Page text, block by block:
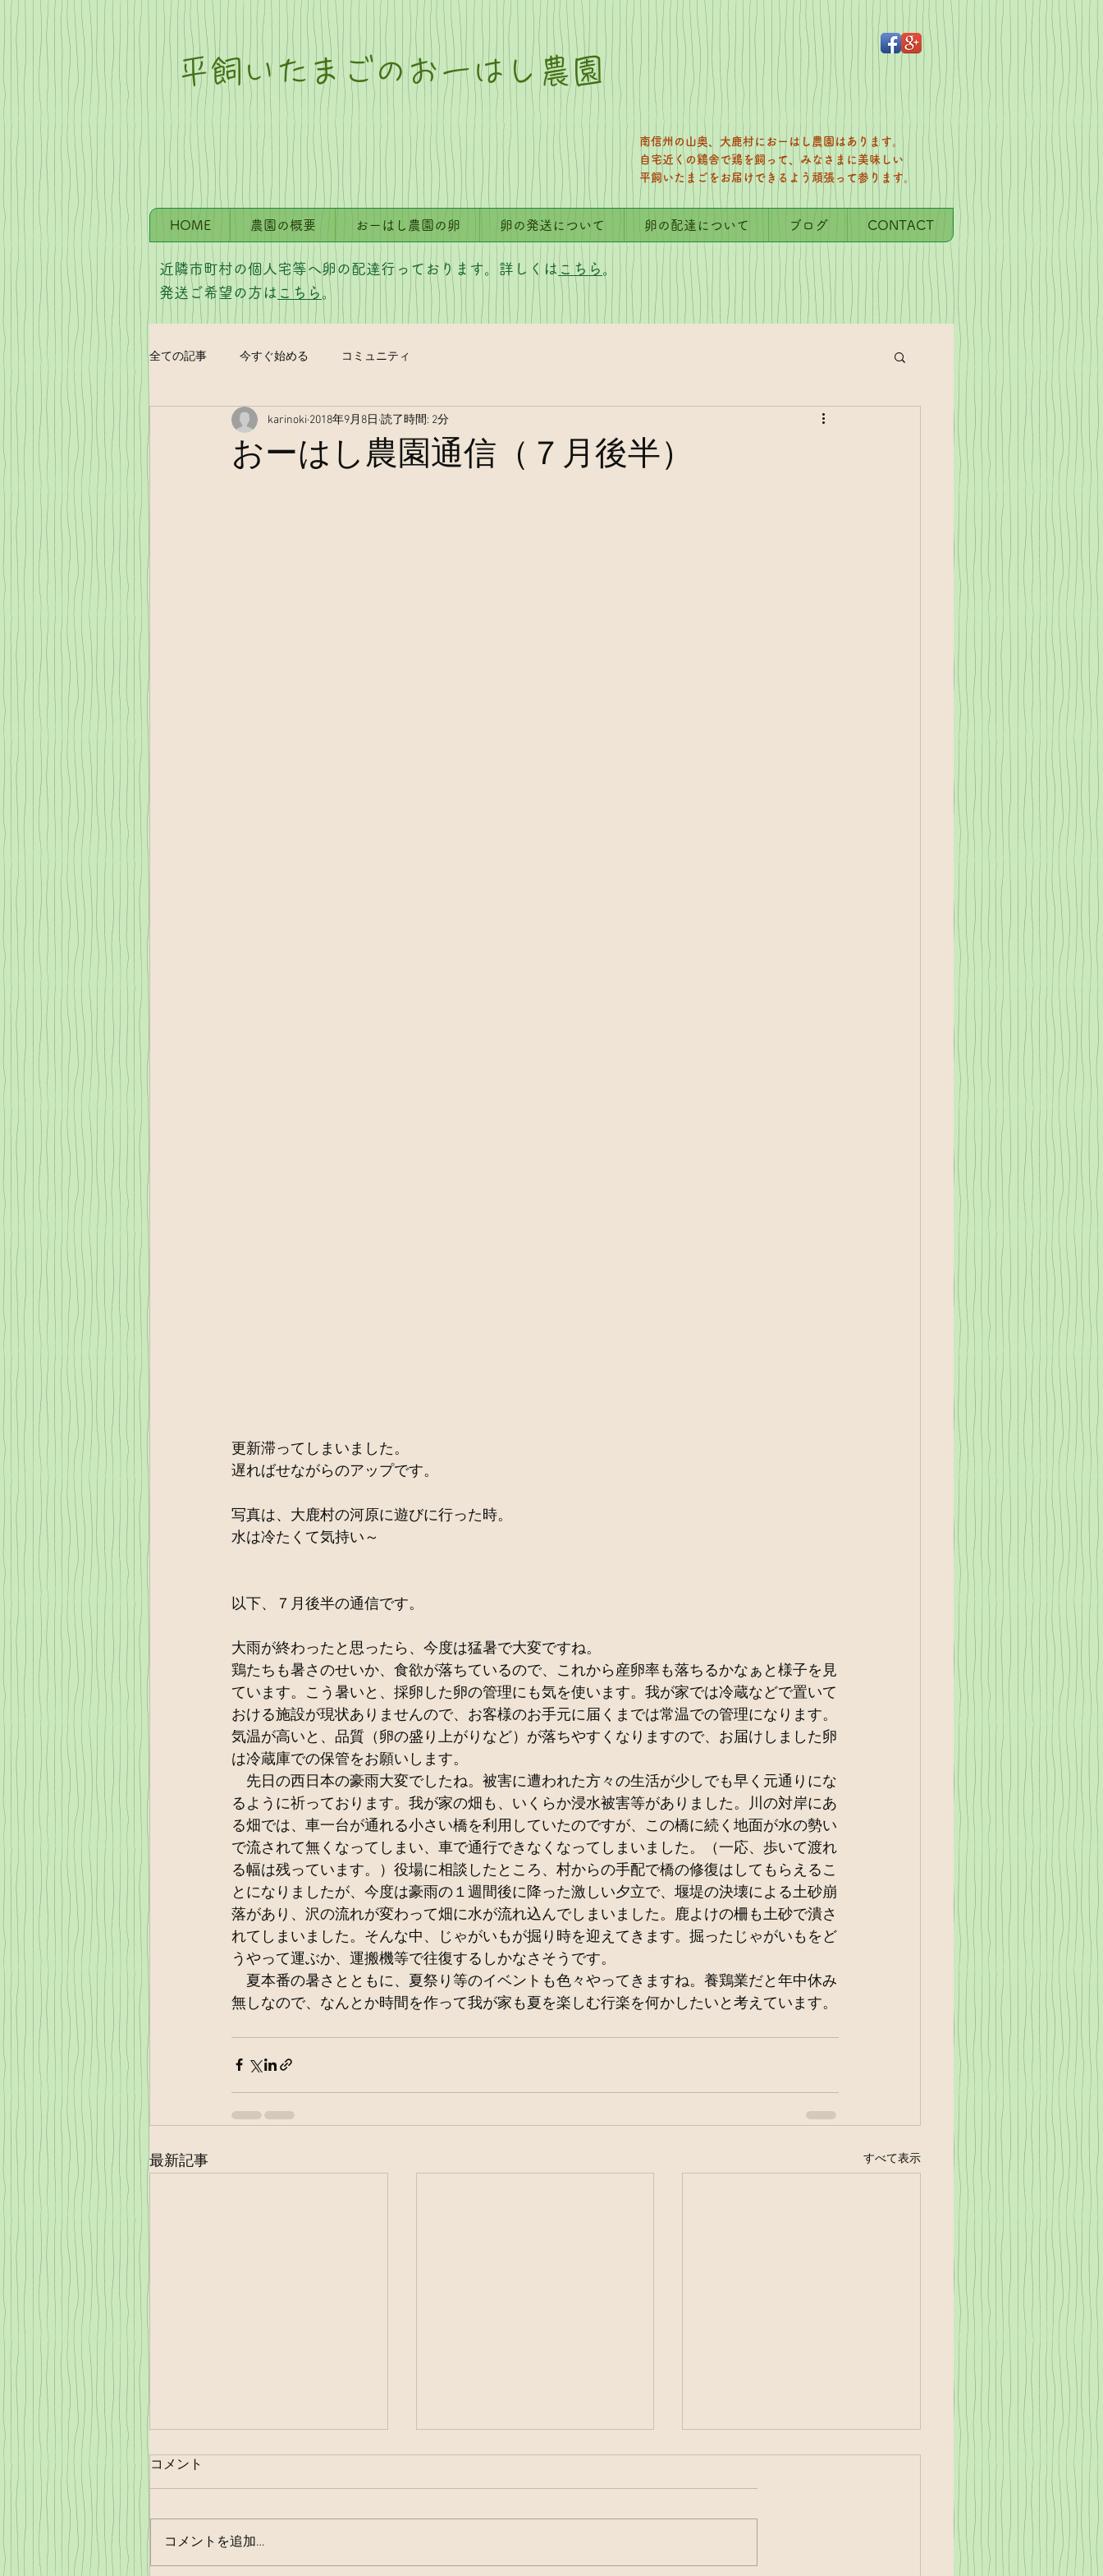
平飼いたまごのおーはし農園
南信州の山奥、大鹿村におーはし農園はあります。
自宅近くの鷄舎で鶏を飼って、みなさまに美味しい
​平飼いたまごをお届けできるよう頑張って参ります。
HOME 農園の概要 おーはし農園の卵 卵の発送について 卵の配達について ブログ CONTACT
近隣市町村の個人宅等へ卵の配達行っております。詳しくはこちら 。
​発送ご希望の方は こちら。
全ての記事 今すぐ始める コミュニティ
おーはし農園通信（７月後半）
karinoki 2018年9月8日 読了時間: 2分
更新滞ってしまいました。
遅ればせながらのアップです。
写真は、大鹿村の河原に遊びに行った時。
水は冷たくて気持い～
以下、７月後半の通信です。
大雨が終わったと思ったら、今度は猛暑で大変ですね。
鶏たちも暑さのせいか、食欲が落ちているので、これから産卵率も落ちるかなぁと様子を見
ています。こう暑いと、採卵した卵の管理にも気を使います。我が家では冷蔵などで置いて
おける施設が現状ありませんので、お客様のお手元に届くまでは常温での管理になります。
気温が高いと、品質（卵の盛り上がりなど）が落ちやすくなりますので、お届けしました卵
は冷蔵庫での保管をお願いします。
先日の西日本の豪雨大変でしたね。被害に遭われた方々の生活が少しでも早く元通りにな
るように祈っております。我が家の畑も、いくらか浸水被害等がありました。川の対岸にあ
る畑では、車一台が通れる小さい橋を利用していたのですが、この橋に続く地面が水の勢い
で流されて無くなってしまい、車で通行できなくなってしまいました。（一応、歩いて渡れ
る幅は残っています。）役場に相談したところ、村からの手配で橋の修復はしてもらえるこ
とになりましたが、今度は豪雨の１週間後に降った激しい夕立で、堰堤の決壊による土砂崩
落があり、沢の流れが変わって畑に水が流れ込んでしまいました。鹿よけの柵も土砂で潰さ
れてしまいました。そんな中、じゃがいもが掘り時を迎えてきます。掘ったじゃがいもをど
うやって運ぶか、運搬機等で往復するしかなさそうです。
夏本番の暑さとともに、夏祭り等のイベントも色々やってきますね。養鶏業だと年中休み
無しなので、なんとか時間を作って我が家も夏を楽しむ行楽を何かしたいと考えています。
最新記事 すべて表示
コメント
コメントを追加…